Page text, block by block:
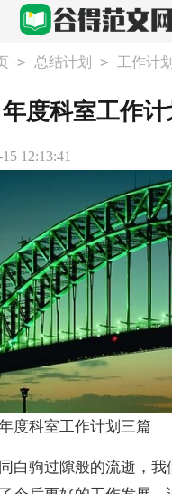
> 总结计划 > 工作计划
年度科室工作计
12:13:41
年度科室工作计划三篇
白驹过隙般的流逝，我